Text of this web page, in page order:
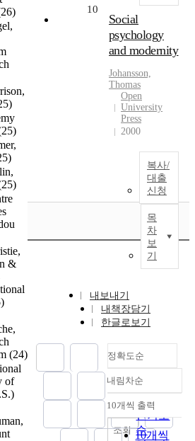
&
(24)
of
10
Social
psychology
and modernity
Johansson,
Thomas
Open
University
Press
2000
복사/
대출
신청
목
차
보
기
내보내기
내책장담기
한글로보기
정확도순
정확도
순
인기도
순
내림차순
내림차순
10개씩 출력
10개씩
조회